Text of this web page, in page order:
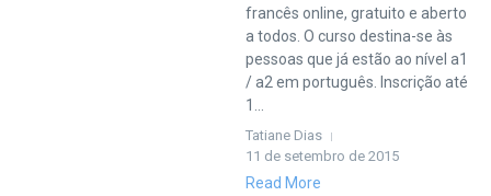
francês online, gratuito e aberto
a todos. O curso destina-se às
pessoas que já estão ao nível a1
/ a2 em português. Inscrição até
1...
Tatiane Dias
11 de setembro de 2015
Read More